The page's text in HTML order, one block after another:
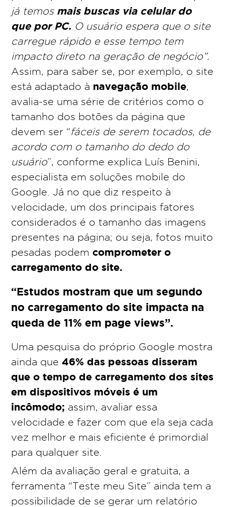
já temos mais buscas via celular do
que por PC. O usuário espera que o site
carregue rápido e esse tempo tem
impacto direto na geração de negócio”.
Assim, para saber se, por exemplo, o site
está adaptado à navegação mobile,
avalia-se uma série de critérios como o
tamanho dos botões da página que
devem ser “fáceis de serem tocados, de
acordo com o tamanho do dedo do
usuário”, conforme explica Luís Benini,
especialista em soluções mobile do
Google. Já no que diz respeito à
velocidade, um dos principais fatores
considerados é o tamanho das imagens
presentes na página; ou seja, fotos muito
pesadas podemcomprometer o
carregamento do site.
“Estudos mostram que um segundo
no carregamento do site impacta na
queda de 11% em page views”.
Uma pesquisa do próprio Google mostra
ainda que46% das pessoas disseram
que o tempo de carregamento dos sites
em dispositivos móveis é um
incômodo; assim, avaliar essa
velocidade e fazer com que ela seja cada
vez melhor e mais eficiente é primordial
para qualquer site.
Além da avaliação geral e gratuita, a
ferramenta “Teste meu Site” ainda tem a
possibilidade de se gerar um relatório